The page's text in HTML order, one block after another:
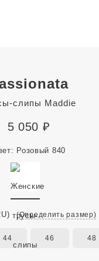
слипы Maddie
5 050 ₽
Розовый 840
(Определить размер)
44 46 48